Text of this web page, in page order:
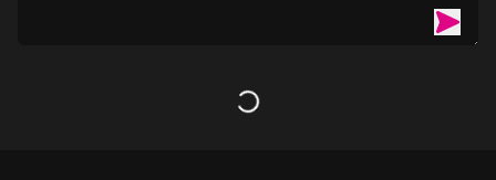
рекомендуется применять гель-лубрикант «SexToys 3 в 1» и
очищающий спрей с антимикробным эффектом ClearToy для
Загрузка